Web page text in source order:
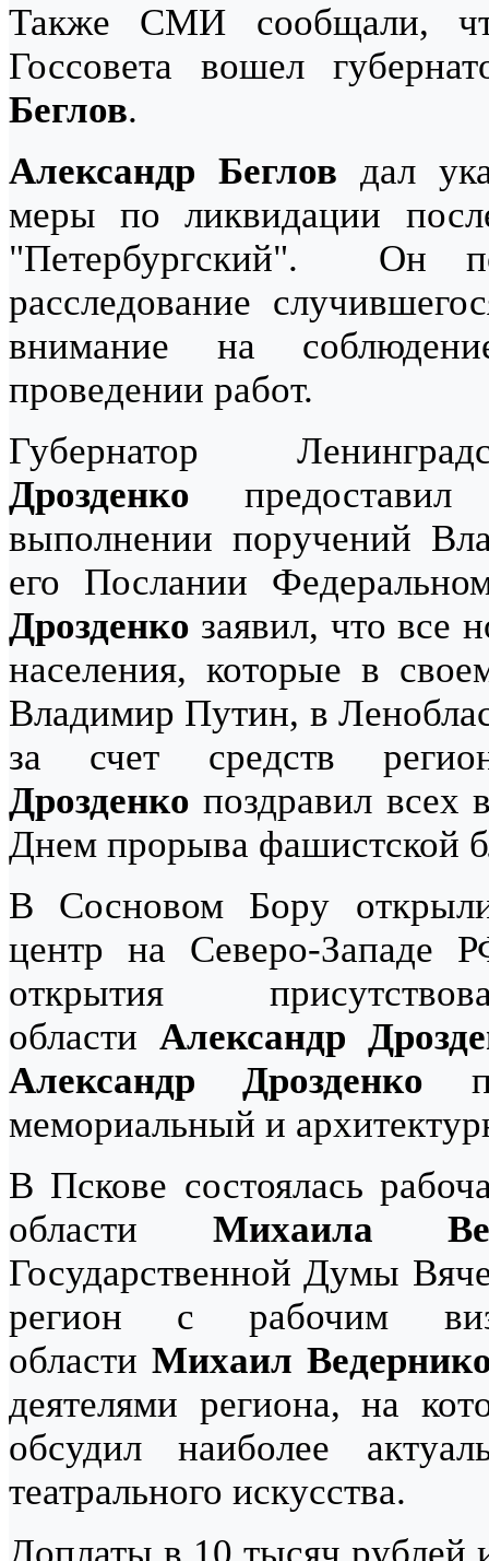
Также СМИ сообщали,
Госсовета вошел
Беглов.
Александр Беглов дал
меры по ликвидации
"Петербургский". Он
расследование
внимание на
проведении работ.
Губернатор
Дрозденко предоставил
выполнении поручений
его Послании
Дрозденко заявил, что все
населения, которые в
Владимир Путин, в
за счет средств
Дрозденко поздравил всех
Днем прорыва фашистской
В Сосновом Бору
центр на Северо-Западе
открытия
области Александр
Александр Дрозденко
мемориальный и
В Пскове состоялась
области Михаила
Государственной Думы
регион с рабочим
областиМихаил
деятелями региона, на
обсудил наиболее
театрального искусства.